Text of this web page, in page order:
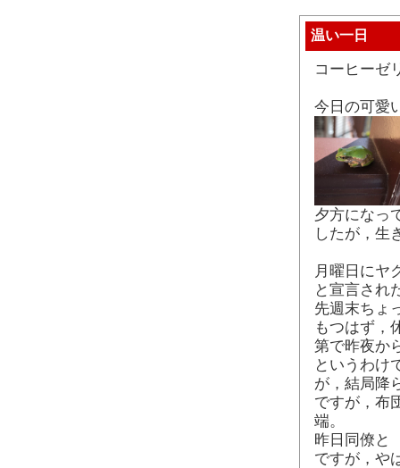
温い一日
コーヒーゼ
今日の可愛
夕方になっ
したが，生
月曜日にヤ
と宣言され
先週末ちょ
もつはず，
第で昨夜か
というわけ
が，結局降
ですが，布
端。
昨日同僚と
ですが，や